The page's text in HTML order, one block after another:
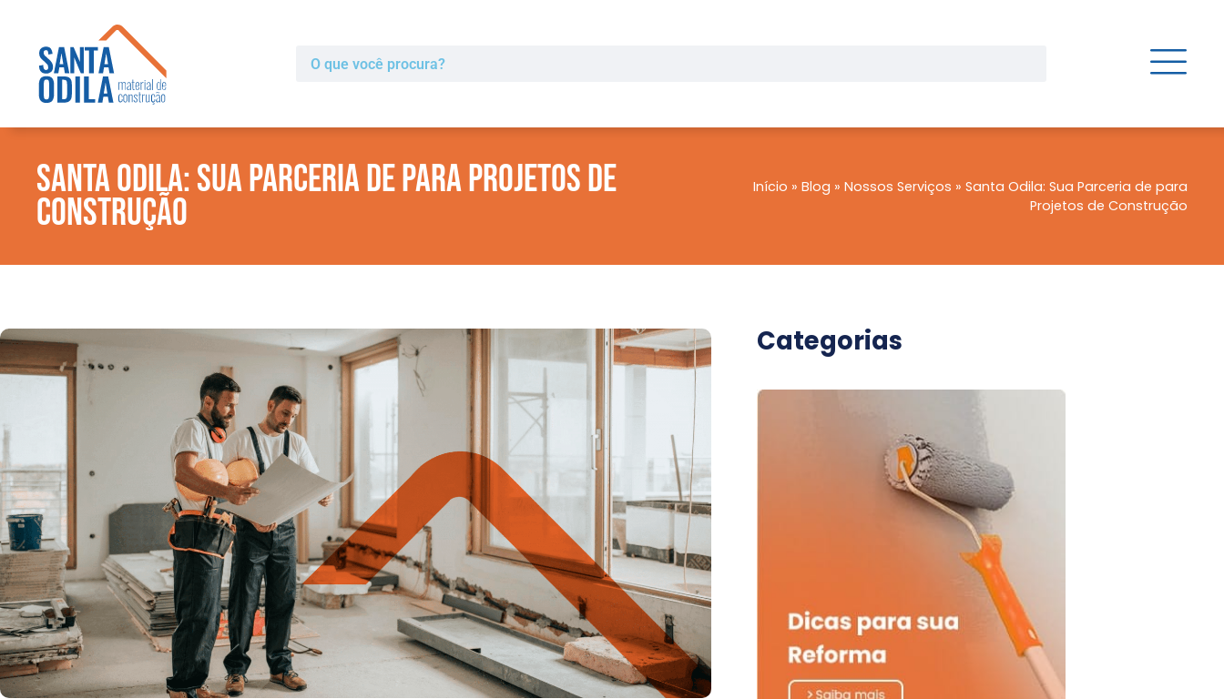
Santa Odila: Sua Parceria de para Projetos de
Construção
Início » Blog » Nossos Serviços » Santa Odila: Sua Parceria de para
Projetos de Construção
Categorias